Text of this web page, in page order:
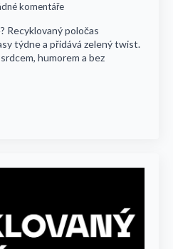
komentáře
Recyklovaný poločas
týdne a přidává zelený twist.
humorem a bez